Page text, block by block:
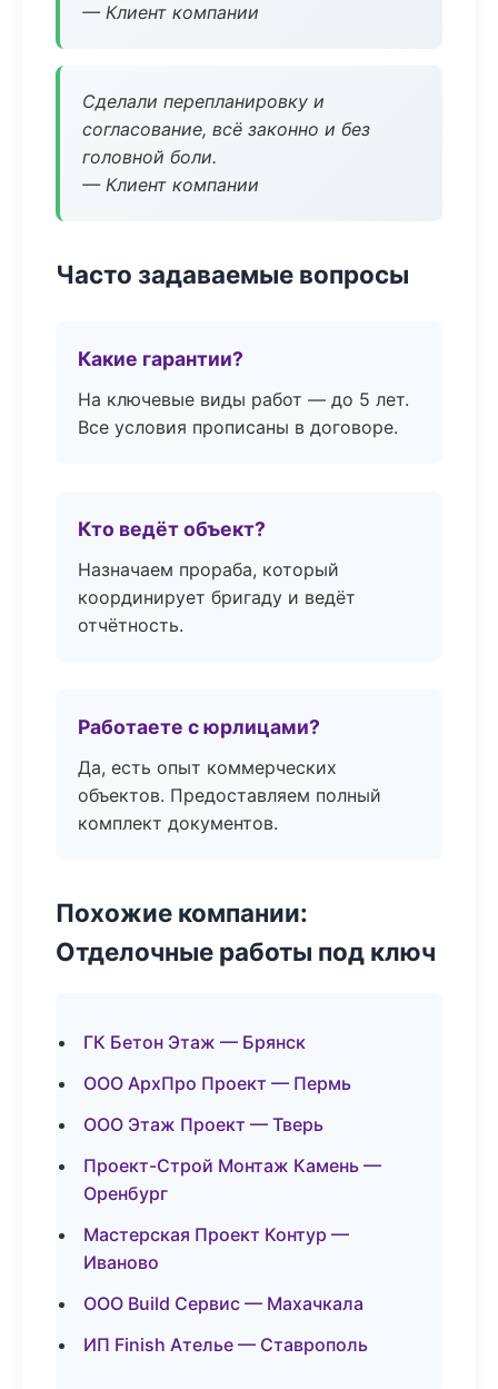
— Клиент компании
Сделали перепланировку и
согласование, всё законно и без
головной боли.
— Клиент компании
Часто задаваемые вопросы
Какие гарантии?
На ключевые виды работ — до 5 лет.
Все условия прописаны в договоре.
Кто ведёт объект?
Назначаем прораба, который
координирует бригаду и ведёт
отчётность.
Работаете с юрлицами?
Да, есть опыт коммерческих
объектов. Предоставляем полный
комплект документов.
Похожие компании:
Отделочные работы под ключ
ГК Бетон Этаж — Брянск
ООО АрхПро Проект — Пермь
ООО Этаж Проект — Тверь
Проект-Строй Монтаж Камень —
Оренбург
Мастерская Проект Контур —
Иваново
ООО Build Сервис — Махачкала
ИП Finish Ателье — Ставрополь